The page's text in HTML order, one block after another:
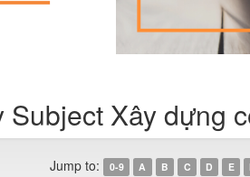
Subject Xây dựng
Jump to: 0-9 A B C D E